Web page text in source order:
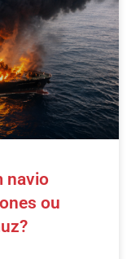
navio
ou